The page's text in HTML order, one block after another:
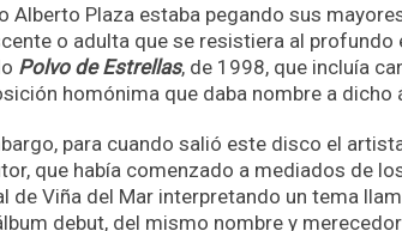
Alberto Plaza estaba pegando sus
o adulta que se resistiera al
Polvo de Estrellas, de 1998, que incluía
homónima que daba nombre a dicho
para cuando salió este disco el
que había comenzado a mediados de
de Viña del Mar interpretando un tema
debut, del mismo nombre y